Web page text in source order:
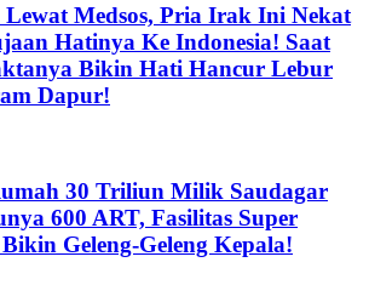
Lewat Medsos, Pria Irak Ini Nekat
Hatinya Ke Indonesia! Saat
Bikin Hati Hancur Lebur
Dapur!
30 Triliun Milik Saudagar
600 ART, Fasilitas Super
Geleng-Geleng Kepala!